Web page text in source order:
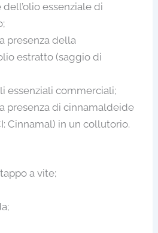
essenziale di
presenza della
estratto (saggio di
essenziali commerciali;
presenza di cinnamaldeide
Cinnamal) in un collutorio.
a vite;